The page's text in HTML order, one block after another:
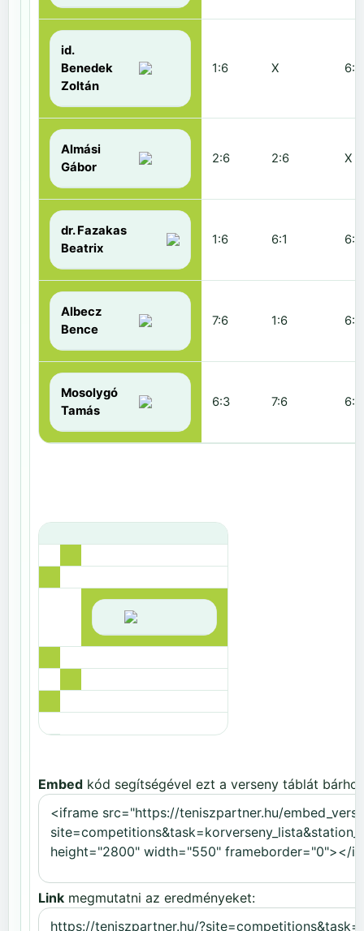
id.
Benedek
Zoltán
1:6 X 6:2
Almási
Gábor
2:6 2:6 X
dr. Fazakas
Beatrix
1:6 6:1 6:0
Albecz
Bence
7:6 1:6 6:3
Mosolygó
Tamás
6:3 7:6 6:1
Embed kód segítségével ezt a verseny táblát
Link megmutatni az eredményeket: